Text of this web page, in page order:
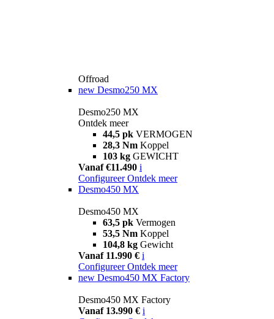
Offroad
new Desmo250 MX
Desmo250 MX
Ontdek meer
44,5 pk VERMOGEN
28,3 Nm Koppel
103 kg GEWICHT
Vanaf €11.490 i
Configureer Ontdek meer
Desmo450 MX
Desmo450 MX
63,5 pk Vermogen
53,5 Nm Koppel
104,8 kg Gewicht
Vanaf 11.990 € i
Configureer Ontdek meer
new Desmo450 MX Factory
Desmo450 MX Factory
Vanaf 13.990 € i